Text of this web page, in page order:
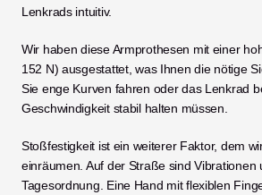
Lenkrads intuitiv.
Wir haben diese Armprothesen mit einer
152 N) ausgestattet, was Ihnen die nötige
Sie enge Kurven fahren oder das Lenkrad
Geschwindigkeit stabil halten müssen.
Stoßfestigkeit ist ein weiterer Faktor, dem
einräumen. Auf der Straße sind Vibrationen
Tagesordnung. Eine Hand mit flexiblen